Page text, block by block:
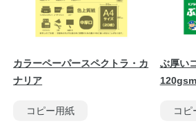
カラーペーパースペクトラ・カ
ナリア
コピー用紙
ぶ厚い
120gsm
コピ